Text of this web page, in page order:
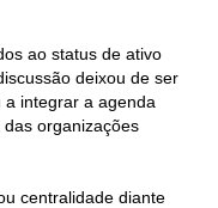
ao status de ativo
deixou de ser
a integrar a agenda
organizações
centralidade diante